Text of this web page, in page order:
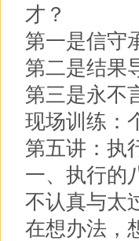
才？
第一是信守
第二是结果
第三是永不
现场训练：
第五讲：执
一、执行的
不认真与太
在想办法，